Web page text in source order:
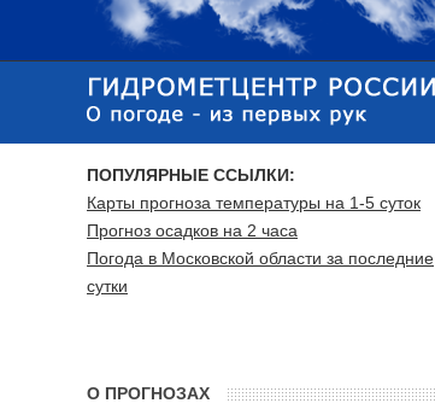
ПОПУЛЯРНЫЕ ССЫЛКИ:
Карты прогноза температуры на 1-5 суток
Прогноз осадков на 2 часа
Погода в Московской области за последние
сутки
О ПРОГНОЗАХ